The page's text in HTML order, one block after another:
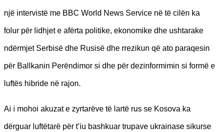
një intervistë me BBC World News Service në të cilën ka
folur për lidhjet e afërta politike, ekonomike dhe ushtarake
ndërmjet Serbisë dhe Rusisë dhe rrezikun që ato paraqesin
për Ballkanin Perëndimor si dhe për dezinformimin si formë e
luftës hibride në rajon.
Ai i mohoi akuzat e zyrtarëve të lartë rus se Kosova ka
dërguar luftëtarë për t’iu bashkuar trupave ukrainase sikurse